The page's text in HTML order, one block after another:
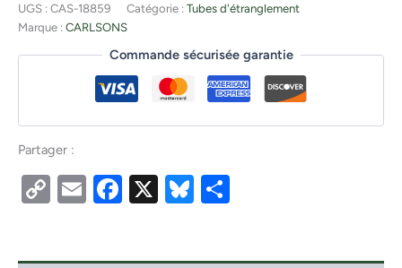
UGS : CAS-18859 Catégorie : Tubes d'étranglement
Marque : CARLSONS
Commande sécurisée garantie
Partager :
CopyEmailFacebook
X Bluesky